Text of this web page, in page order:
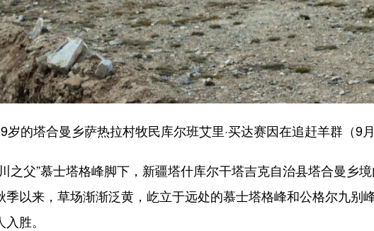
的塔合曼乡萨热拉村牧民库尔班艾里·买达赛因在追赶羊群（9月
父”慕士塔格峰脚下，新疆塔什库尔干塔吉克自治县塔合曼乡
季以来，草场渐渐泛黄，屹立于远处的慕士塔格峰和公格尔九别
胜。